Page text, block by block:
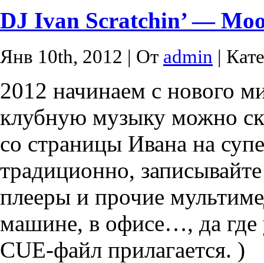
DJ Ivan Scratchin’ —
Янв 10th, 2012 | От admin |
2012 начинаем с нового
клубную музыку можно
со страницы Ивана на
традиционно,
плееры и прочие
машине, в офисе…, да где
CUE-файл прилагается. )